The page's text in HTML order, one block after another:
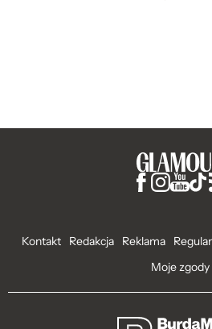
Kontakt Redakcja Reklama
Moje zgody